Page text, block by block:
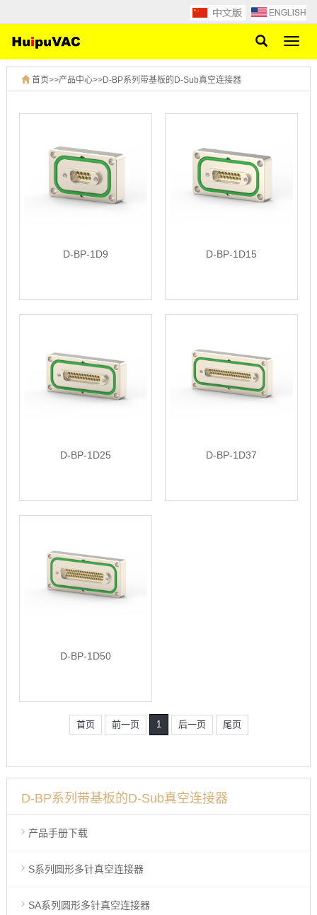
网
导
首页>>产品中心>>D-BP系列带基板的D-Sub真空连接器
D-BP-1D9 D-BP-1D15
D-BP-1D25 D-BP-1D37
D-BP-1D50
首页 前一页 1 后一页 尾页
D-BP系列带基板的D-Sub真空连接器
产品手册下载
S系列圆形多针真空连接器
SA系列圆形多针真空连接器